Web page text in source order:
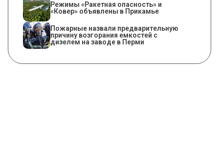
Режимы «Ракетная опасность» и
«Ковер» объявлены в Прикамье
Пожарные назвали предварительную
причину возгорания емкостей с
дизелем на заводе в Перми